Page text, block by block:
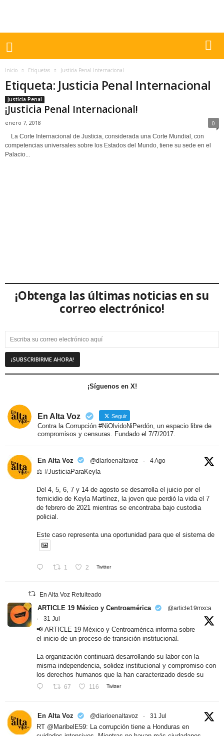
Inicio Etiquetas Justicia Penal Internacional
Etiqueta: Justicia Penal Internacional
Justicia Penal
¡Justicia Penal Internacional!
enero 7, 2018 0
La Corte Internacional de Justicia, considerada una Corte Mundial, con
competencias universales sobre los Estados del Mundo, tiene su sede en el
Palacio...
¡Obtenga las últimas noticias en su
correo electrónico!
¡Síguenos en X!
En Alta Voz Seguir
Contra la Corrupción #NiOlvidoNiPerdón, un espacio libre de
compromisos y censuras. Fundado el 7/7/2017.
En Alta Voz @diarioenaltavoz · 4 Ago
⚖️ #JusticiaParaKeyla
Del 4, 5, 6, 7 y 14 de agosto se desarrolla el juicio por el
femicidio de Keyla Martínez, la joven que perdió la vida el 7
de febrero de 2021 mientras se encontraba bajo custodia
policial.
Este caso representa una oportunidad para que el sistema de
1 2 Twitter
En Alta Voz Retuiteado
ARTICLE 19 México y Centroamérica
@article19mxca
·
31 Jul
📢 ARTICLE 19 México y Centroamérica informa sobre
el inicio de un proceso de transición institucional.
La organización continuará desarrollando su labor con la
misma independencia, solidez institucional y compromiso con
los derechos humanos que la han caracterizado desde su
67 116 Twitter
En Alta Voz @diarioenaltavoz · 31 Jul
RT @MaribelE59: La corrupción tiene a Honduras en